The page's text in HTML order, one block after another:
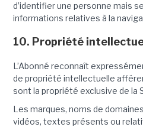
d’identifier une personne mais
informations relatives à la
10. Propriété
L’Abonné reconnaît
de propriété intellectuelle
sont la propriété exclusive de la
Les marques, noms de
vidéos, textes présents ou